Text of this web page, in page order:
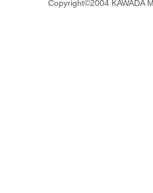
Copyright©2004 KAWADA